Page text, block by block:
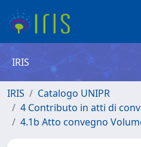
IRIS
IRIS
Catalogo UNIPR
4 Contributo in atti di
4.1b Atto convegno